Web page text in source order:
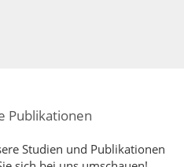
Publikationen
Studien und Publikationen